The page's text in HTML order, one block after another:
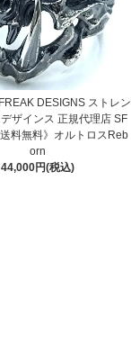
DESIGNS ストレン
ザインス 正規代理店 SF
料無料》オルトロスReb
orn
44,000円(税込)